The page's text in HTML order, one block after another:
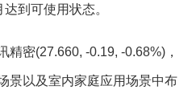
到可使用状态。
精密(27.660, -0.19, -0.68%)，
景以及室内家庭应用场景中布